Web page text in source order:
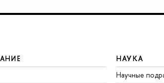
НАУКА
Научные